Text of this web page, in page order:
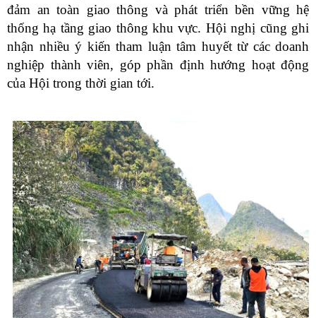
đảm an toàn giao thông và phát triển bền vững hệ
thống hạ tầng giao thông khu vực. Hội nghị cũng ghi
nhận nhiều ý kiến tham luận tâm huyết từ các doanh
nghiệp thành viên, góp phần định hướng hoạt động
của Hội trong thời gian tới.